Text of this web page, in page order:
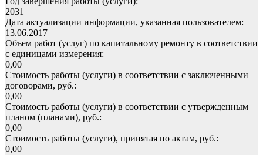
2031
Дата актуализации информации, указанная пользователем:
13.06.2017
Объем работ (услуг) по капитальному ремонту в соответствии
с единицами измерения:
0,00
Стоимость работы (услуги) в соответствии с заключенными
договорами, руб.:
0,00
Стоимость работы (услуги) в соответствии с утвержденным
планом (планами), руб.:
0,00
Стоимость работы (услуги), принятая по актам, руб.:
0,00